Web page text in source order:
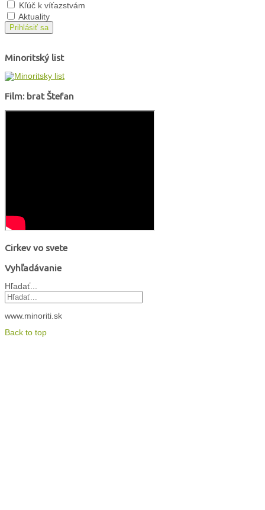
Kľúč k víťazstvám
Aktuality
Prihlásiť sa
Minoritský list
Film: brat Štefan
Cirkev vo svete
Vyhľadávanie
Hľadať...
www.minoriti.sk
Back to top